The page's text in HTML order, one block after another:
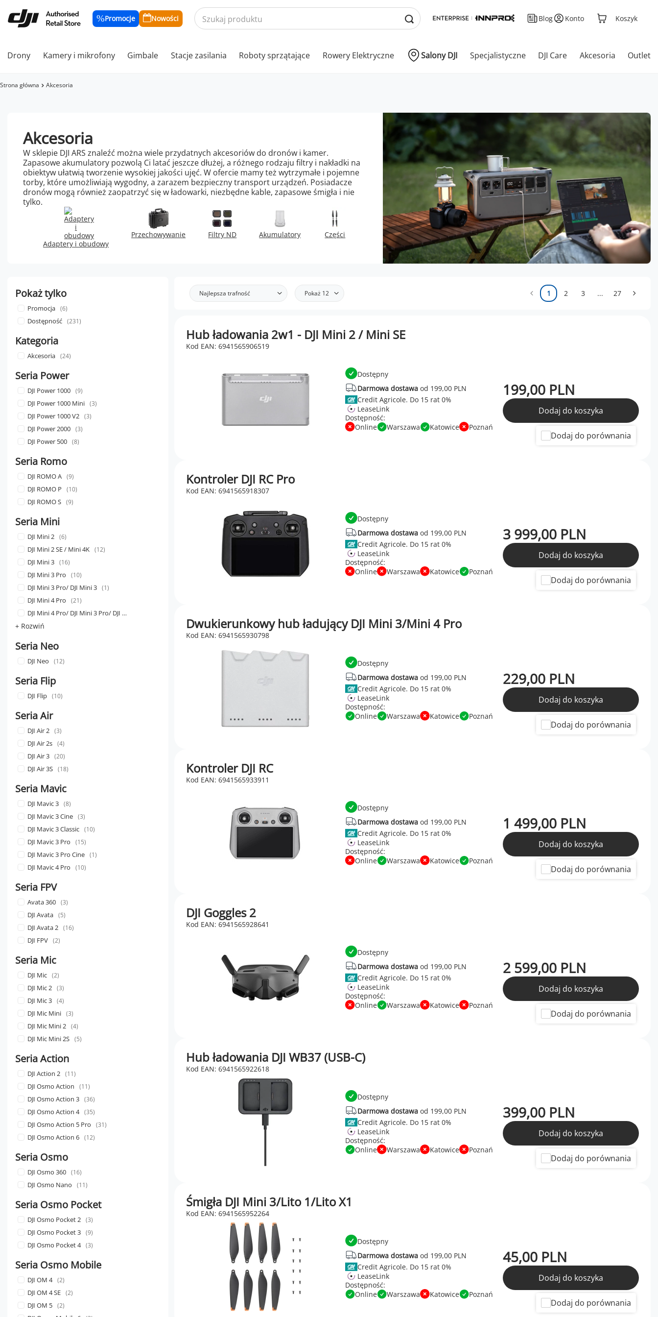
Promocje Nowości Blog Konto Koszyk
Drony Kamery i mikrofony Gimbale Stacje zasilania Roboty sprzątające Rowery Elektryczne Salony DJI Specjalistyczne DJI Care Akcesoria Outlet
Strona główna Akcesoria
Akcesoria
W sklepie DJI ARS znaleźć można wiele przydatnych akcesoriów do dronów i kamer.
Zapasowe akumulatory pozwolą Ci latać jeszcze dłużej, a różnego rodzaju filtry i nakładki na
obiektyw ułatwią tworzenie wysokiej jakości ujęć. W ofercie mamy też wytrzymałe i pojemne
torby, które umożliwiają wygodny, a zarazem bezpieczny transport urządzeń. Posiadacze
dronów mogą również zaopatrzyć się w ładowarki, niezbędne kable, zapasowe śmigła i nie
tylko.
Adaptery i obudowy
Przechowywanie Filtry ND Akumulatory Części
Pokaż tylko
Promocja 6
Dostępność 231
Kategoria
Akcesoria 24
Seria Power
DJI Power 1000 9
DJI Power 1000 Mini 3
DJI Power 1000 V2 3
DJI Power 2000 3
DJI Power 500 8
Seria Romo
DJI ROMO A 9
DJI ROMO P 10
DJI ROMO S 9
Seria Mini
DJI Mini 2 6
DJI Mini 2 SE / Mini 4K 12
DJI Mini 3 16
DJI Mini 3 Pro 10
DJI Mini 3 Pro/ DJI Mini 3 1
DJI Mini 4 Pro 21
DJI Mini 4 Pro/ DJI Mini 3 Pro/ DJI Mini 3
+ Rozwiń
Seria Neo
DJI Neo 12
Seria Flip
DJI Flip 10
Seria Air
DJI Air 2 3
DJI Air 2s 4
DJI Air 3 20
DJI Air 3S 18
Seria Mavic
DJI Mavic 3 8
DJI Mavic 3 Cine 3
DJI Mavic 3 Classic 10
DJI Mavic 3 Pro 15
DJI Mavic 3 Pro Cine 1
DJI Mavic 4 Pro 10
Seria FPV
Avata 360 3
DJI Avata 5
DJI Avata 2 16
DJI FPV 2
Seria Mic
DJI Mic 2
DJI Mic 2 3
DJI Mic 3 4
DJI Mic Mini 3
DJI Mic Mini 2 4
DJI Mic Mini 2S 5
Seria Action
DJI Action 2 11
DJI Osmo Action 11
DJI Osmo Action 3 36
DJI Osmo Action 4 35
DJI Osmo Action 5 Pro 31
DJI Osmo Action 6 12
Seria Osmo
DJI Osmo 360 16
DJI Osmo Nano 11
Seria Osmo Pocket
DJI Osmo Pocket 2 3
DJI Osmo Pocket 3 9
DJI Osmo Pocket 4 3
Seria Osmo Mobile
DJI OM 4 2
DJI OM 4 SE 2
DJI OM 5 2
Najlepsza trafność Pokaż 12 1 2 3 ... 27
Hub ładowania 2w1 - DJI Mini 2 / Mini SE
Kod EAN: 6941565906519
Dostępny
Darmowa dostawaod 199,00 PLN
Credit Agricole.
LeaseLink
Dostępność:
Online
Warszawa Katowice Poznań
199,00 PLN
Dodaj do koszyka
Dodaj do porównania
Kontroler DJI RC Pro
Kod EAN: 6941565918307
Dostępny
Darmowa dostawaod 199,00 PLN
Credit Agricole.
LeaseLink
Dostępność:
Online
Warszawa Katowice Poznań
3 999,00 PLN
Dodaj do koszyka
Dodaj do porównania
Dwukierunkowy hub ładujący DJI Mini 3/Mini 4 Pro
Kod EAN: 6941565930798
Dostępny
Darmowa dostawaod 199,00 PLN
Credit Agricole.
LeaseLink
Dostępność:
Online
Warszawa Katowice Poznań
229,00 PLN
Dodaj do koszyka
Dodaj do porównania
Kontroler DJI RC
Kod EAN: 6941565933911
Dostępny
Darmowa dostawaod 199,00 PLN
Credit Agricole.
LeaseLink
Dostępność:
Online
Warszawa Katowice Poznań
1 499,00 PLN
Dodaj do koszyka
Dodaj do porównania
DJI Goggles 2
Kod EAN: 6941565928641
Dostępny
Darmowa dostawaod 199,00 PLN
Credit Agricole.
LeaseLink
Dostępność:
Online
Warszawa Katowice Poznań
2 599,00 PLN
Dodaj do koszyka
Dodaj do porównania
Hub ładowania DJI WB37 (USB-C)
Kod EAN: 6941565922618
Dostępny
Darmowa dostawaod 199,00 PLN
Credit Agricole.
LeaseLink
Dostępność:
Online
Warszawa Katowice Poznań
399,00 PLN
Dodaj do koszyka
Dodaj do porównania
Śmigła DJI Mini 3/Lito 1/Lito X1
Kod EAN: 6941565952264
Dostępny
Darmowa dostawaod 199,00 PLN
Credit Agricole.
LeaseLink
Dostępność:
Online
Warszawa Katowice Poznań
45,00 PLN
Dodaj do koszyka
Dodaj do porównania